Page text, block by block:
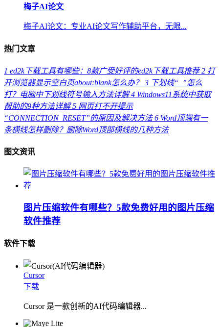
梅子AI论文
梅子AI论文：专业AI论文写作辅助平台，无限...
热门文章
1 ed2k下载工具有哪些：8款广受好评的ed2k下载工具推荐 2 打
开浏览器显示空白页about:blank怎么办？ 3 下划线“_”怎么
打？电脑中下划线符号输入方法详解 4 Windows11系统中获取
帮助的9种方法详解 5 网页打不开提示
“CONNECTION_RESET”的原因及解决方法 6 Word顶端有一
条横线怎样删除？删除Word顶部横线的几种方法
图文资讯
图片压缩软件有哪些？5款免费好用的图片压缩
软件推荐
软件下载
Cursor
下载
Cursor 是一款创新的AI代码编辑器...